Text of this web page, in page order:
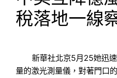
稅落地一線
新華社北京5月25她迅
量的激光測量儀，對著門口